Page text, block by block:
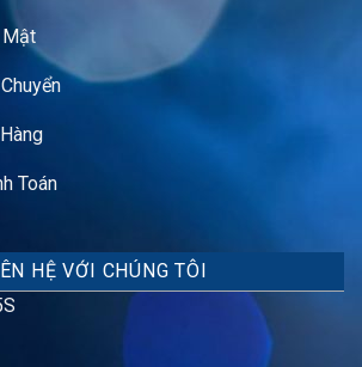
Mật
Toán
HỆ VỚI CHÚNG TÔI